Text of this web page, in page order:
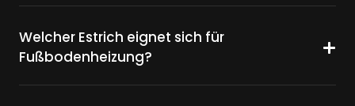
Welcher Estrich eignet sich für
Fußbodenheizung?